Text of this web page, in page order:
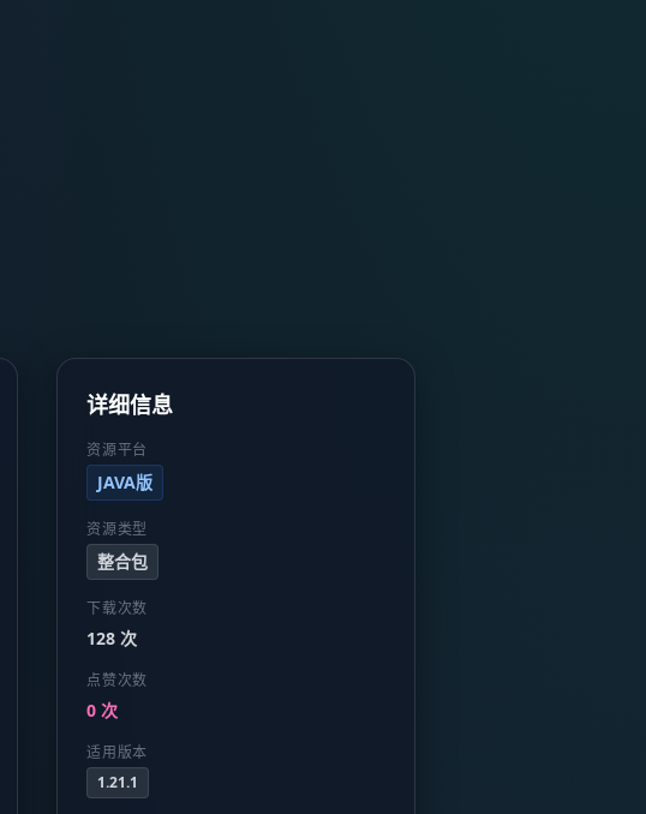
详细信息
资源平台
JAVA版
资源类型
整合包
下载次数
128 次
点赞次数
0 次
适用版本
1.21.1